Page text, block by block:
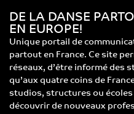
DE LA DANSE
EN EUROPE!
Unique portail de
partout en France. Ce site
réseaux, d’être informé des
qu’aux quatre coins de
studios, structures ou
découvrir de nouveaux